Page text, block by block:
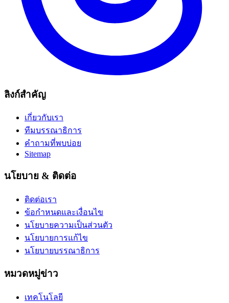
ลิงก์สำคัญ
เกี่ยวกับเรา
ทีมบรรณาธิการ
คำถามที่พบบ่อย
Sitemap
นโยบาย & ติดต่อ
ติดต่อเรา
ข้อกำหนดและเงื่อนไข
นโยบายความเป็นส่วนตัว
นโยบายการแก้ไข
นโยบายบรรณาธิการ
หมวดหมู่ข่าว
เทคโนโลยี